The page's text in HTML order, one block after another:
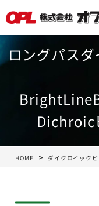
ロングパス
Dichroic
HOME ダイクロイック